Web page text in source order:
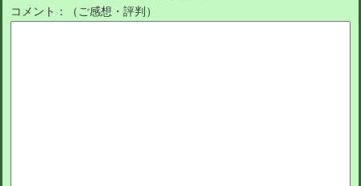
コメント：（ご感想・評判）